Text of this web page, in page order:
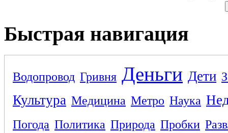
Быстрая навигация
Водопровод Гривня Деньги Дети
Культура Медицина Метро Наука
Погода Политика Природа Пробки